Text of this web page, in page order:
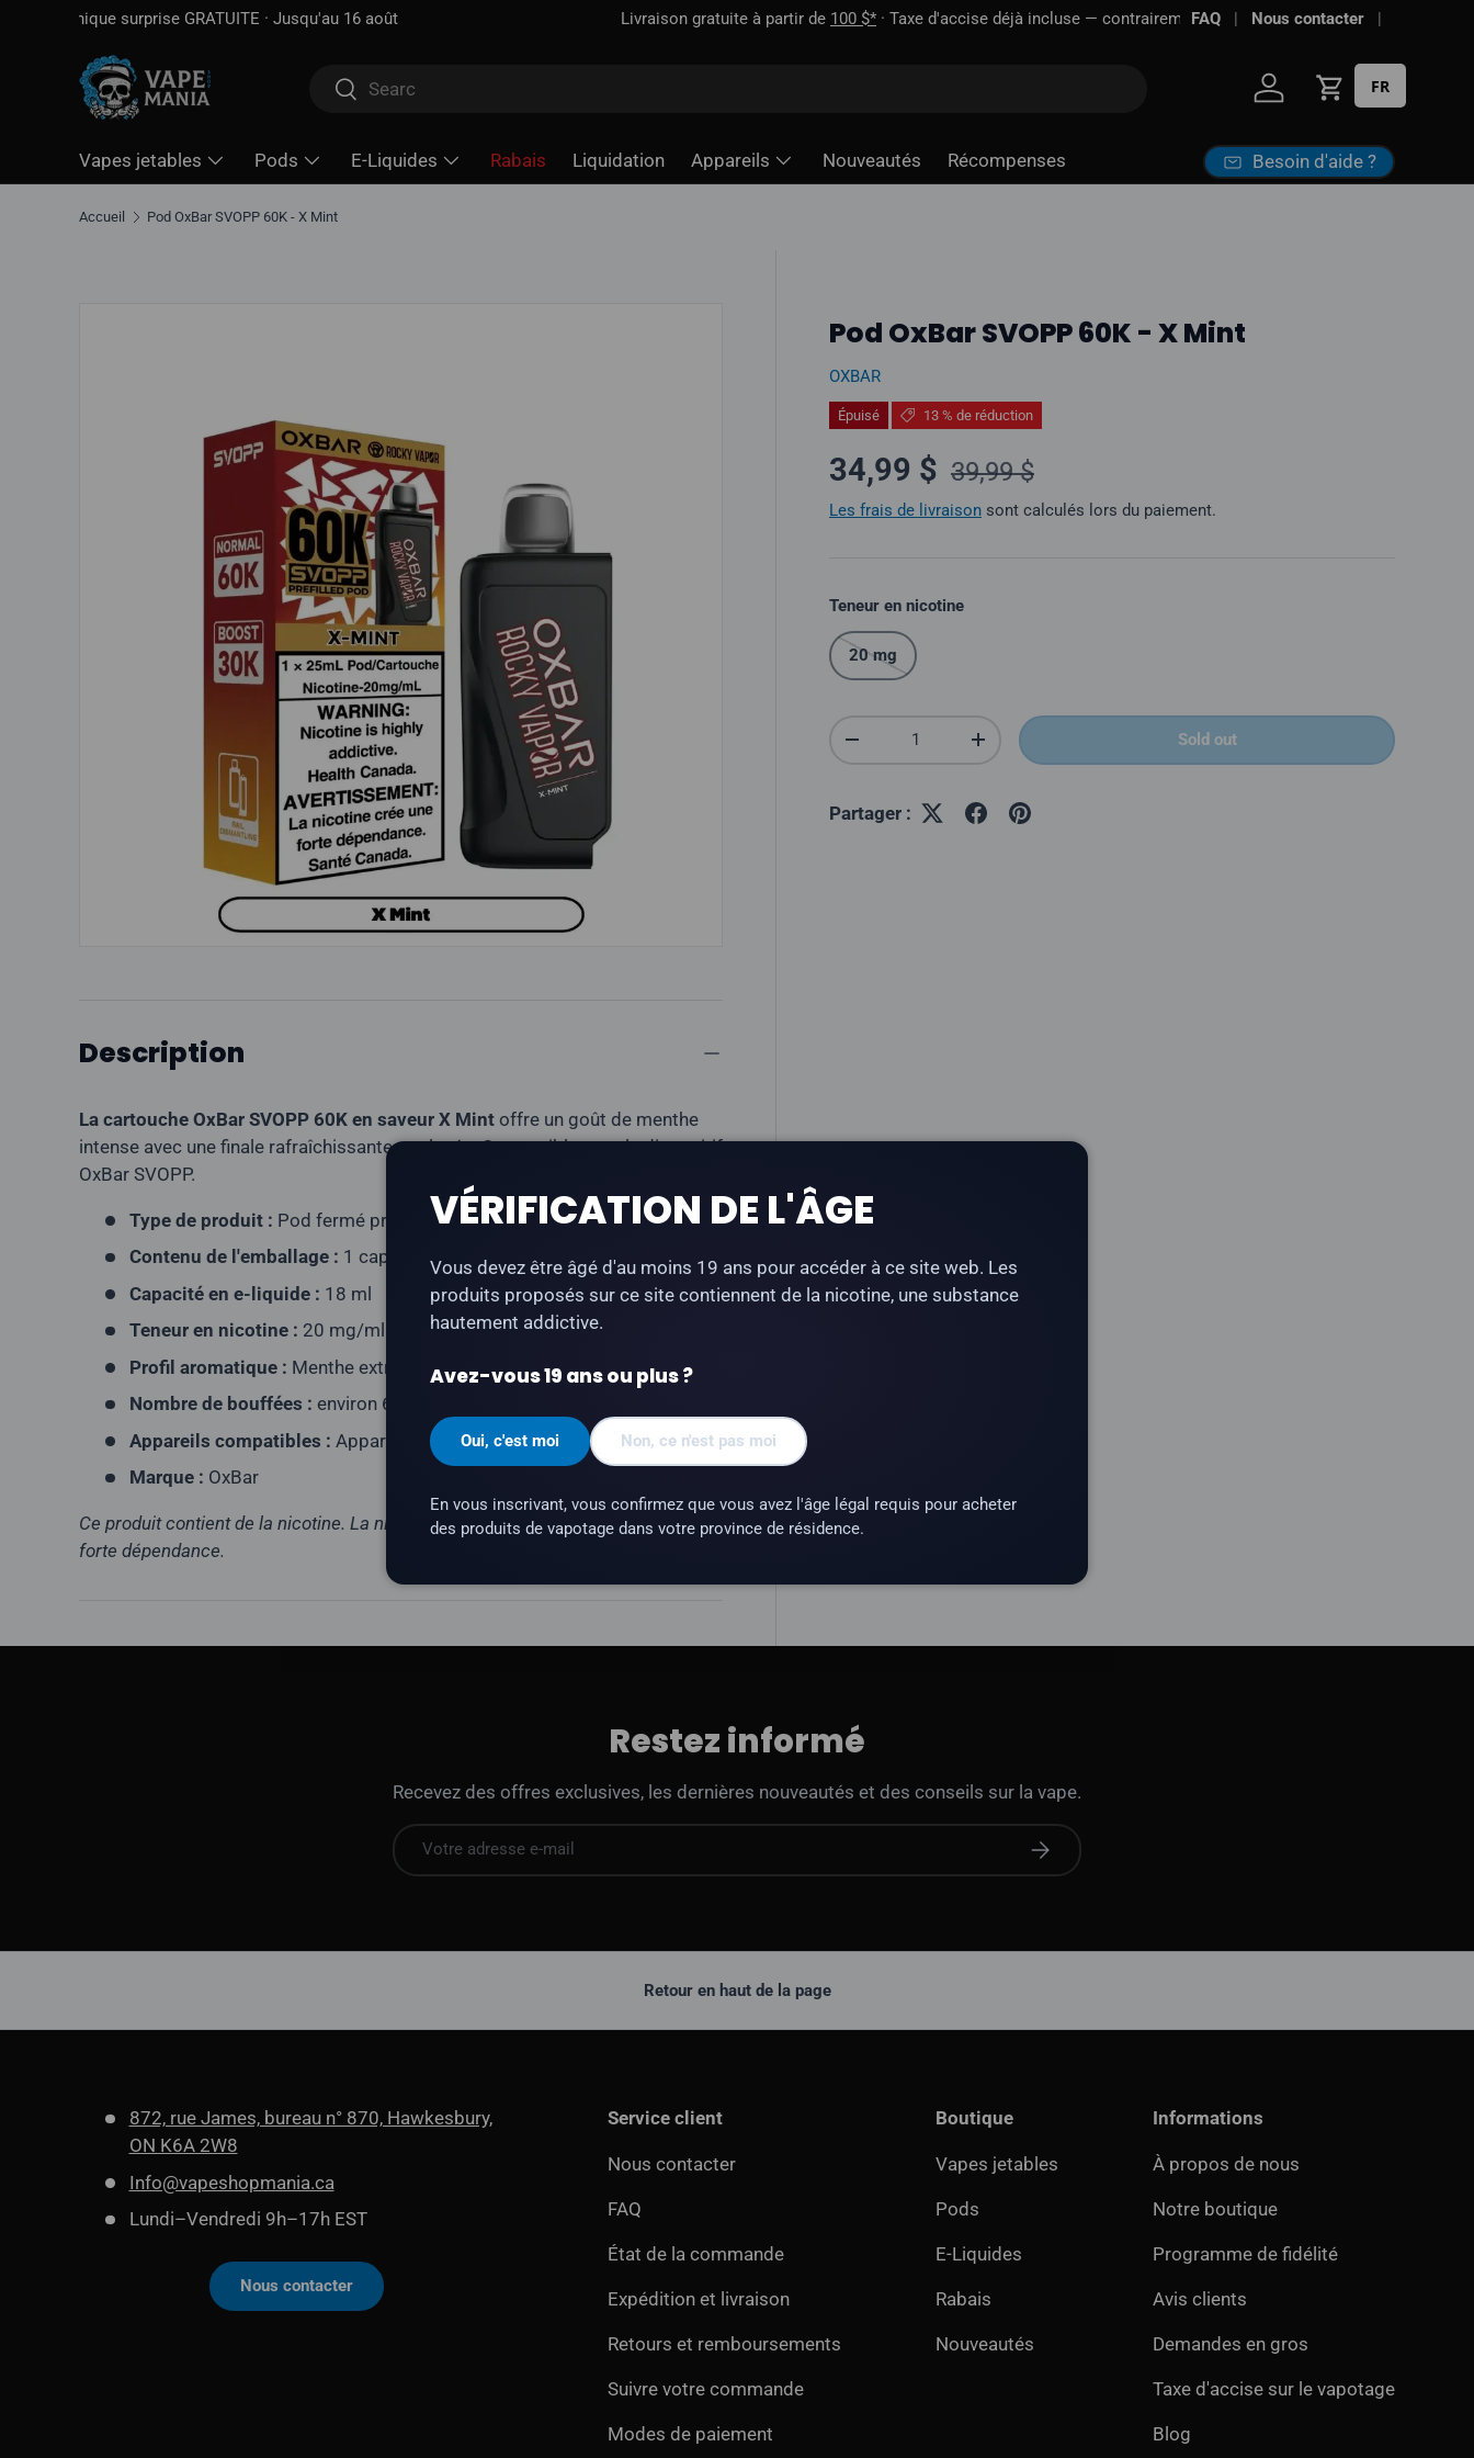
Livraison gratuite à partir de100 $*· Taxe d'accise déjà incluse — contrairement à certains sites FAQ Nous contacter
Rechercher
Rechercher
Se connecter
Panier
FR
Vapes jetables Pods E-Liquides Rabais Liquidation Appareils Nouveautés Récompenses Besoin d'aide ?
Accueil Pod OxBar SVOPP 60K - X Mint
Pod OxBar SVOPP 60K - X Mint
OXBAR
Épuisé 13 % de réduction
Prix soldé
34,99 $ Prix normal
39,99 $
Les frais de livraison sont calculés lors du paiement.
Teneur en nicotine
20 mg
Quantité
Réduire la quantitéAugmenter la quantité Sold out
Partager :
Description
La cartouche OxBar SVOPP 60K en saveur X Mint offre un goût de menthe
intense avec une finale rafraîchissante et glacée. Compatible avec le dispositif
OxBar SVOPP.
Type de produit : Pod fermé prérempli
Contenu de l'emballage : 1 capsule
Capacité en e-liquide : 18 ml
Teneur en nicotine : 20 mg/ml
Profil aromatique : Menthe extrême, Glace
Nombre de bouffées : environ 60 000 bouffées
Appareils compatibles : Appareil OxBar SVOPP
Marque : OxBar
Ce produit contient de la nicotine. La nicotine est une substance qui crée une
forte dépendance.
Restez informé
Recevez des offres exclusives, les dernières nouveautés et des conseils sur la vape.
E-mail S'abonner
VÉRIFICATION DE L'ÂGE
Vous devez être âgé d'au moins 19 ans pour accéder à ce site web. Les
produits proposés sur ce site contiennent de la nicotine, une substance
hautement addictive.
Avez-vous 19 ans ou plus ?
Oui, c'est moi Non, ce n'est pas moi
En vous inscrivant, vous confirmez que vous avez l'âge légal requis pour acheter
des produits de vapotage dans votre province de résidence.
Retour en haut de la page
872, rue James, bureau n° 870, Hawkesbury,
ON K6A 2W8
Info@vapeshopmania.ca
Lundi–Vendredi 9h–17h EST
Nous contacter
Service client
Nous contacter
FAQ
État de la commande
Expédition et livraison
Retours et remboursements
Suivre votre commande
Modes de paiement
Boutique
Vapes jetables
Pods
E-Liquides
Rabais
Nouveautés
Informations
À propos de nous
Notre boutique
Programme de fidélité
Avis clients
Demandes en gros
Taxe d'accise sur le vapotage
Blog